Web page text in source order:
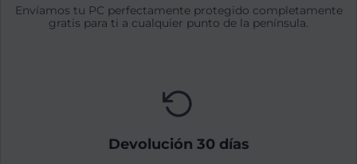
Envíamos tu PC perfectamente protegido completamente
gratis para ti a cualquier punto de la península.
Devolución 30 días